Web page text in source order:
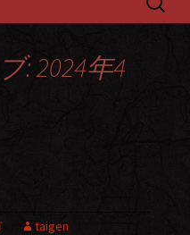
: 2024年4
taigen